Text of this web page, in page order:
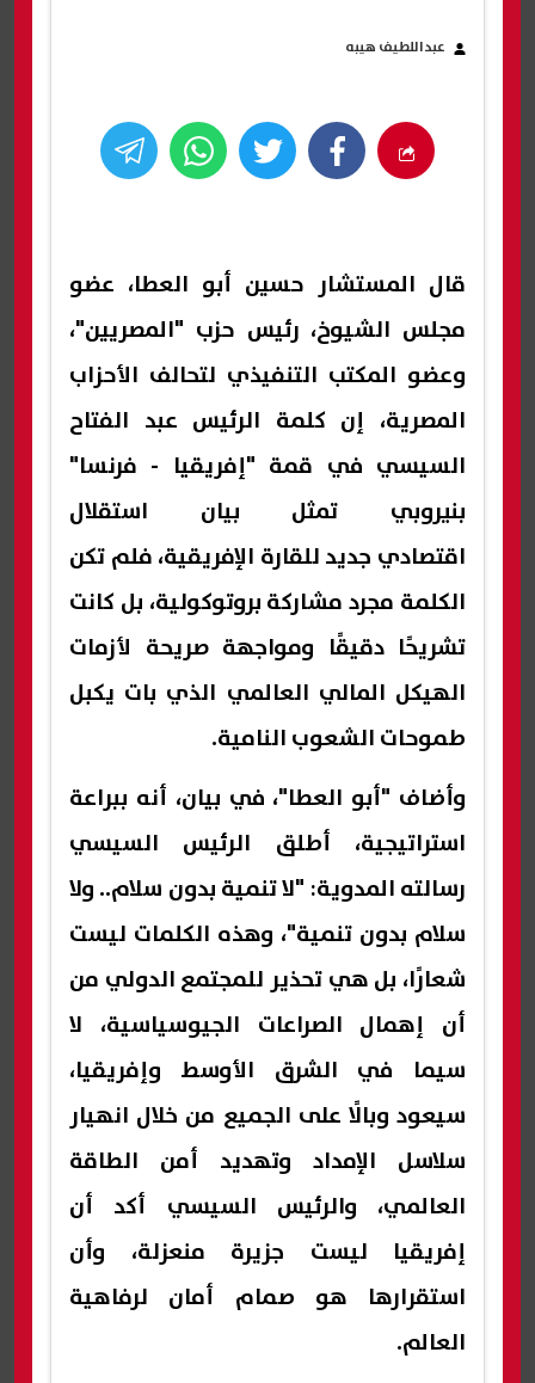
عبداللطيف هيبه
قال المستشار حسين أبو العطا، عضو
مجلس الشيوخ، رئيس حزب "المصريين"،
وعضو المكتب التنفيذي لتحالف الأحزاب
المصرية، إن كلمة الرئيس عبد الفتاح
السيسي في قمة "إفريقيا - فرنسا"
بنيروبي تمثل بيان استقلال
اقتصادي جديد للقارة الإفريقية، فلم تكن
الكلمة مجرد مشاركة بروتوكولية، بل كانت
تشريحًا دقيقًا ومواجهة صريحة لأزمات
الهيكل المالي العالمي الذي بات يكبل
طموحات الشعوب النامية.
وأضاف "أبو العطا"، في بيان، أنه ببراعة
استراتيجية، أطلق الرئيس السيسي
رسالته المدوية: "لا تنمية بدون سلام.. ولا
سلام بدون تنمية"، وهذه الكلمات ليست
شعارًا، بل هي تحذير للمجتمع الدولي من
أن إهمال الصراعات الجيوسياسية، لا
سيما في الشرق الأوسط وإفريقيا،
سيعود وبالًا على الجميع من خلال انهيار
سلاسل الإمداد وتهديد أمن الطاقة
العالمي، والرئيس السيسي أكد أن
إفريقيا ليست جزيرة منعزلة، وأن
استقرارها هو صمام أمان لرفاهية
العالم.